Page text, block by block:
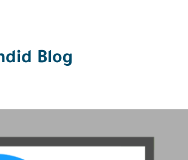
Blog